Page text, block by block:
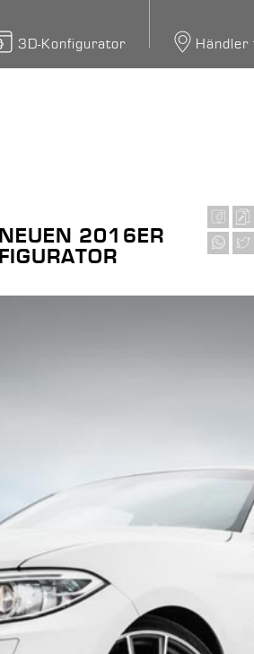
3D-Konfigurator Händler
2016ER